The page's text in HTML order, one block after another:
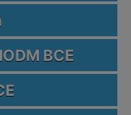
BCE